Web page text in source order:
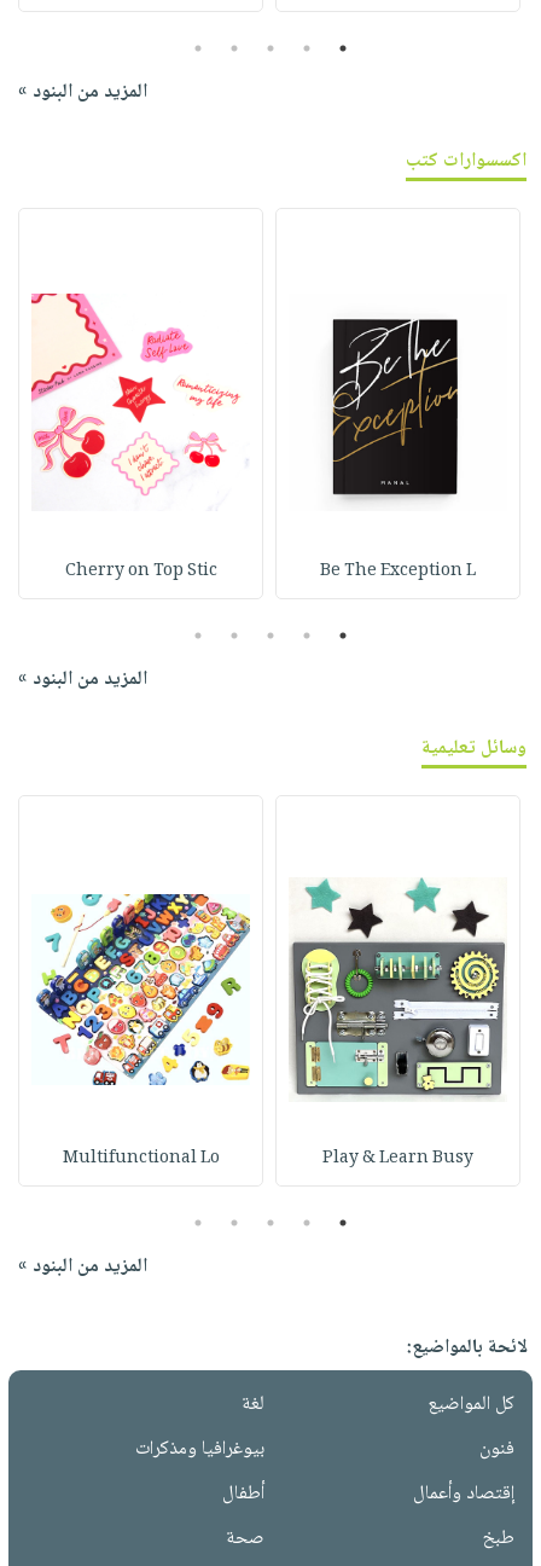
1
2
3
4
5
المزيد من البنود »
اكسسوارات كتب
Be The Exception L
Cherry on Top Stic
1
2
3
4
5
المزيد من البنود »
وسائل تعليمية
Play & Learn Busy
Multifunctional Lo
1
2
3
4
5
المزيد من البنود »
لائحة بالمواضيع:
كل المواضيع
لغة
فنون
بيوغرافيا ومذكرات
إقتصاد وأعمال
أطفال
طبخ
صحة